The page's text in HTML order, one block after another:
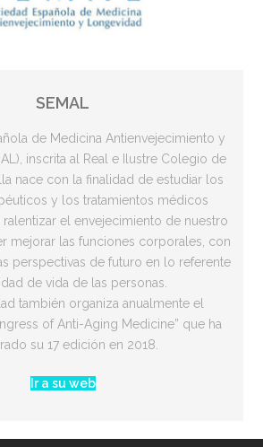
SEMAL
de Medicina Antienvejecimiento y
inscrita al Real e Ilustre Colegio de
nace con la finalidad de estudiar los
y los tratamientos médicos
el envejecimiento de nuestro
mejorar las funciones corporales, con
perspectivas de futuro en lo referente
de vida de las personas.
también organiza anualmente el
of Anti-Aging Medicine” que ha
su 17 edición en 2018.
Ir a su web